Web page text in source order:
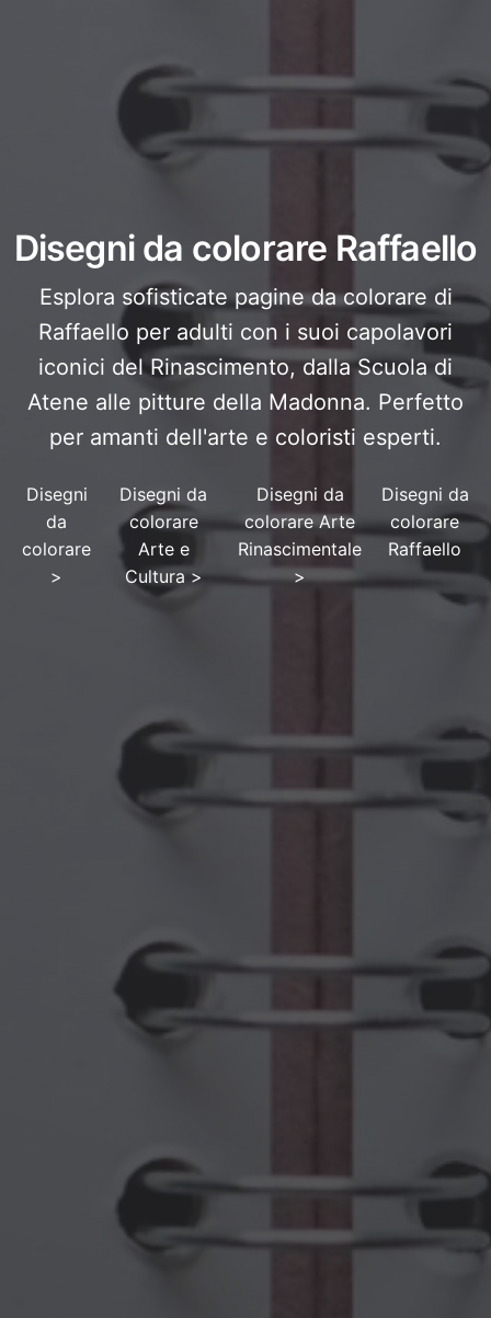
Disegni da colorare Raffaello
Esplora sofisticate pagine da colorare di
Raffaello per adulti con i suoi capolavori
iconici del Rinascimento, dalla Scuola di
Atene alle pitture della Madonna. Perfetto
per amanti dell'arte e coloristi esperti.
Disegni
da
colorare
>
Disegni da
colorare
Arte e
Cultura>
Disegni da
colorare Arte
Rinascimentale
>
Disegni da
colorare
Raffaello